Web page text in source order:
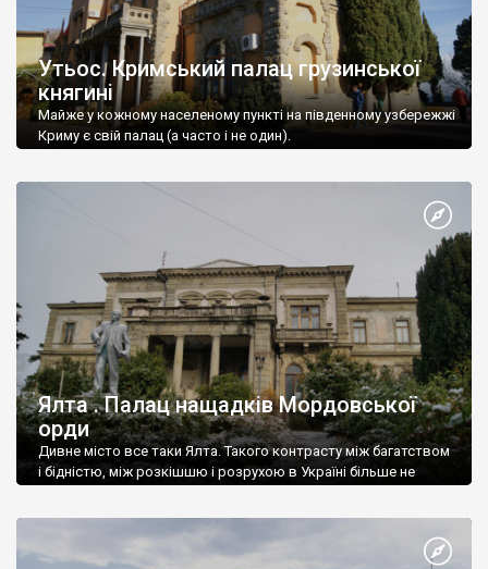
Утьос. Кримський палац грузинської
княгині
Майже у кожному населеному пункті на південному узбережжі
Криму є свій палац (а часто і не один).
Ялта . Палац нащадків Мордовської
орди
Дивне місто все таки Ялта. Такого контрасту між багатством
і бідністю, між розкішшю і розрухою в Україні більше не